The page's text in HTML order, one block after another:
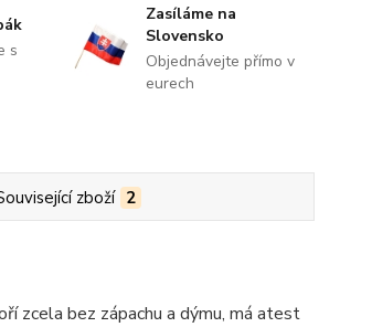
s
Zasíláme na
Slovensko
Objednávejte přímo v
eurech
zboží 2
zcela bez zápachu a dýmu, má atest